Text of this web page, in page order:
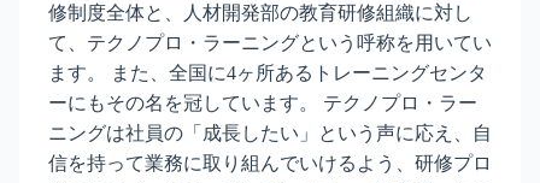
修制度全体と、人材開発部の教育研修組織に対し
て、テクノプロ・ラーニングという呼称を用いてい
ます。 また、全国に4ヶ所あるトレーニングセンタ
ーにもその名を冠しています。 テクノプロ・ラー
ニングは社員の「成長したい」という声に応え、自
信を持って業務に取り組んでいけるよう、研修プロ